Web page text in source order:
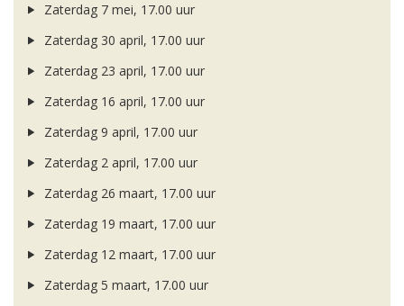
Zaterdag 7 mei, 17.00 uur
Zaterdag 30 april, 17.00 uur
Zaterdag 23 april, 17.00 uur
Zaterdag 16 april, 17.00 uur
Zaterdag 9 april, 17.00 uur
Zaterdag 2 april, 17.00 uur
Zaterdag 26 maart, 17.00 uur
Zaterdag 19 maart, 17.00 uur
Zaterdag 12 maart, 17.00 uur
Zaterdag 5 maart, 17.00 uur